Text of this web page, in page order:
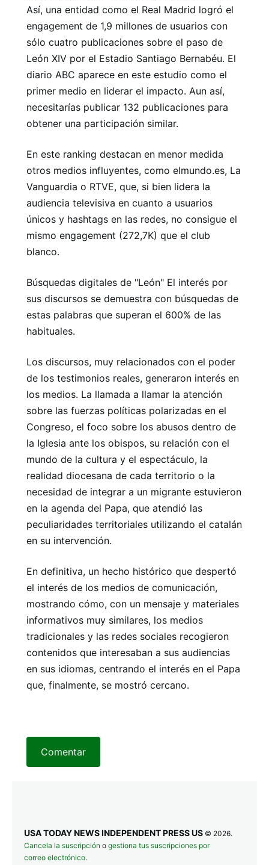
Así, una entidad como el Real Madrid logró el
engagement de 1,9 millones de usuarios con
sólo cuatro publicaciones sobre el paso de
León XIV por el Estadio Santiago Bernabéu. El
diario ABC aparece en este estudio como el
primer medio en liderar el impacto. Aun así,
necesitarías publicar 132 publicaciones para
obtener una participación similar.
En este ranking destacan en menor medida
otros medios influyentes, como elmundo.es, La
Vanguardia o RTVE, que, si bien lidera la
audiencia televisiva en cuanto a usuarios
únicos y hashtags en las redes, no consigue el
mismo engagement (272,7K) que el club
blanco.
Búsquedas digitales de "León" El interés por
sus discursos se demuestra con búsquedas de
estas palabras que superan el 600% de las
habituales.
Los discursos, muy relacionados con el poder
de los testimonios reales, generaron interés en
los medios. La llamada a llamar la atención
sobre las fuerzas políticas polarizadas en el
Congreso, el foco sobre los abusos dentro de
la Iglesia ante los obispos, su relación con el
mundo de la cultura y el espectáculo, la
realidad diocesana de cada territorio o la
necesidad de integrar a un migrante estuvieron
en la agenda del Papa, que atendió las
peculiaridades territoriales utilizando el catalán
en su intervención.
En definitiva, un hecho histórico que despertó
el interés de los medios de comunicación,
mostrando cómo, con un mensaje y materiales
informativos muy similares, los medios
tradicionales y las redes sociales recogieron
contenidos que interesaban a sus audiencias
en sus idiomas, centrando el interés en el Papa
que, finalmente, se mostró cercano.
Comentar
USA TODAY NEWS INDEPENDENT PRESS US © 2026.
Cancela la suscripción o gestiona tus suscripciones por
correo electrónico.